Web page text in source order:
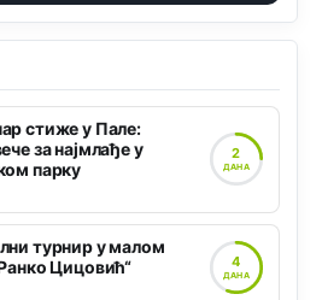
стиже у Пале:
за најмлађе у
парку
2
ДАНА
турнир у малом
Цицовић“
4
ДАНА